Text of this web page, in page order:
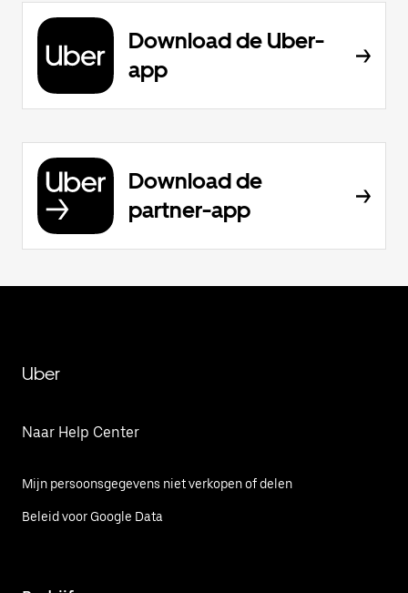
Download de Uber-
app
Download de
partner-app
Uber
Naar Help Center
Mijn persoonsgegevens niet verkopen of delen
Beleid voor Google Data